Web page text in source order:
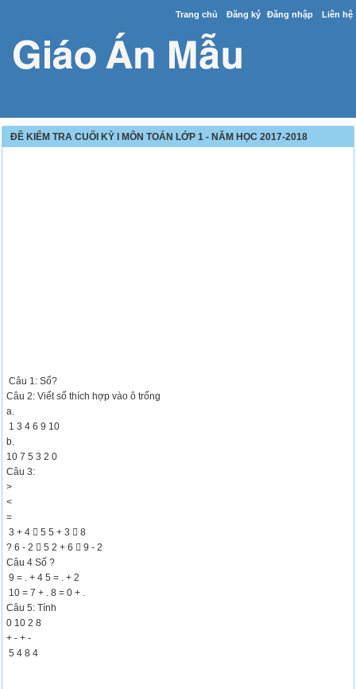
Trang chủ Đăng ký Đăng nhập Liên hệ
ĐỀ KIỂM TRA CUỐI KỲ I MÔN TOÁN LỚP 1 - NĂM HỌC 2017-2018
Câu 1: Số?
Câu 2: Viết số thích hợp vào ô trống
a.
1 3 4 6 9 10
b.
10 7 5 3 2 0
Câu 3:
>
<
=
3 + 4  5 5 + 3  8
? 6 - 2  5 2 + 6  9 - 2
Câu 4 Số ?
9 = . + 4 5 = . + 2
10 = 7 + . 8 = 0 + .
Câu 5: Tính
0 10 2 8
+ - + -
5 4 8 4